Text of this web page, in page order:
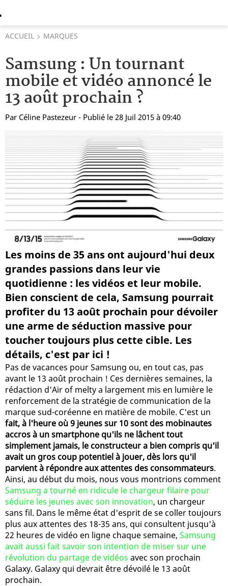
ACCUEIL MARQUES
Samsung : Un tournant
mobile et vidéo annoncé le
13 août prochain ?
Par Céline Pastezeur - Publié le 28 Juil 2015 à 09:40
Les moins de 35 ans ont aujourd'hui deux
grandes passions dans leur vie
quotidienne : les vidéos et leur mobile.
Bien conscient de cela, Samsung pourrait
profiter du 13 août prochain pour dévoiler
une arme de séduction massive pour
toucher toujours plus cette cible. Les
détails, c'est par ici !
Pas de vacances pour Samsung ou, en tout cas, pas
avant le 13 août prochain ! Ces dernières semaines, la
rédaction d'Air of melty a largement mis en lumière le
renforcement de la stratégie de communication de la
marque sud-coréenne en matière de mobile. C'est un
fait, à l'heure où 9 jeunes sur 10 sont des mobinautes
accros à un smartphone qu'ils ne lâchent tout
simplement jamais, le constructeur a bien compris qu'il
avait un gros coup potentiel à jouer, dès lors qu'il
parvient à répondre aux attentes des consommateurs.
Ainsi, au début du mois, nous vous montrions comment
Samsung a tourné en ridicule le chargeur filaire pour
séduire les jeunes avec son innovation, un chargeur
sans fil. Dans le même état d'esprit de se coller toujours
plus aux attentes des 18-35 ans, qui consultent jusqu'à
22 heures de vidéo en ligne chaque semaine, Samsung
avait aussi fait savoir son intention de miser sur une
révolution du partage de vidéos avec son prochain
Galaxy. Galaxy qui devrait être dévoilé le 13 août
prochain.